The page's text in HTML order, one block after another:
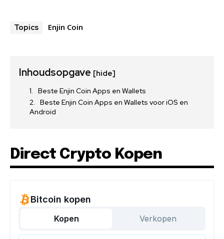
Topics Enjin Coin
Inhoudsopgave [hide]
Beste Enjin Coin Apps en Wallets
Beste Enjin Coin Apps en Wallets voor iOS en
Android
Direct Crypto Kopen